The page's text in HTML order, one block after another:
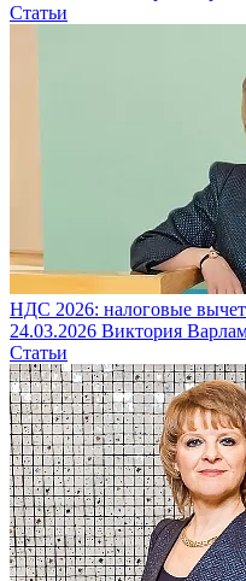
Статьи
НДС 2026: налоговые
24.03.2026 Виктория
Статьи